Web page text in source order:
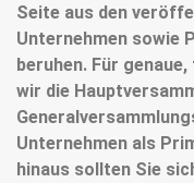
Seite aus den
Unternehmen sowie
beruhen. Für
wir die
Unternehmen als
hinaus sollten Sie